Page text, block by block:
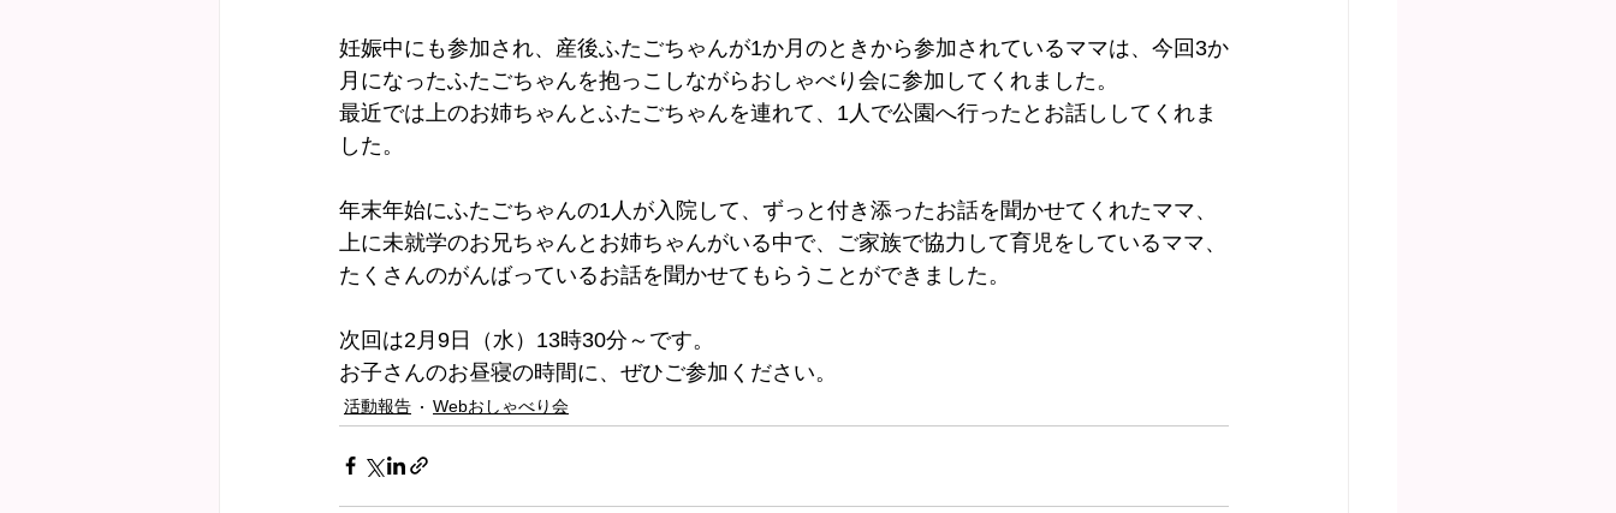
妊娠中にも参加され、産後ふたごちゃんが1か月のときから参加されているママは、今回3か
月になったふたごちゃんを抱っこしながらおしゃべり会に参加してくれました。
最近では上のお姉ちゃんとふたごちゃんを連れて、1人で公園へ行ったとお話ししてくれま
した。
年末年始にふたごちゃんの1人が入院して、ずっと付き添ったお話を聞かせてくれたママ、
上に未就学のお兄ちゃんとお姉ちゃんがいる中で、ご家族で協力して育児をしているママ、
たくさんのがんばっているお話を聞かせてもらうことができました。
次回は2月9日（水）13時30分～です。
お子さんのお昼寝の時間に、ぜひご参加ください。
活動報告 Webおしゃべり会